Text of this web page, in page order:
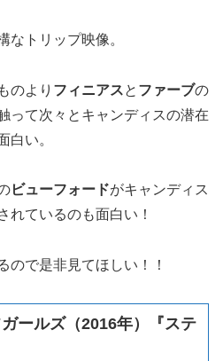
なトリップ映像。
のより フィニアスと ファーブの
って次々とキャンディスの潜在
白い。
ビューフォードがキャンディス
れているのも面白い！
ので是非見てほしい！！
ールズ（2016年）『ステ